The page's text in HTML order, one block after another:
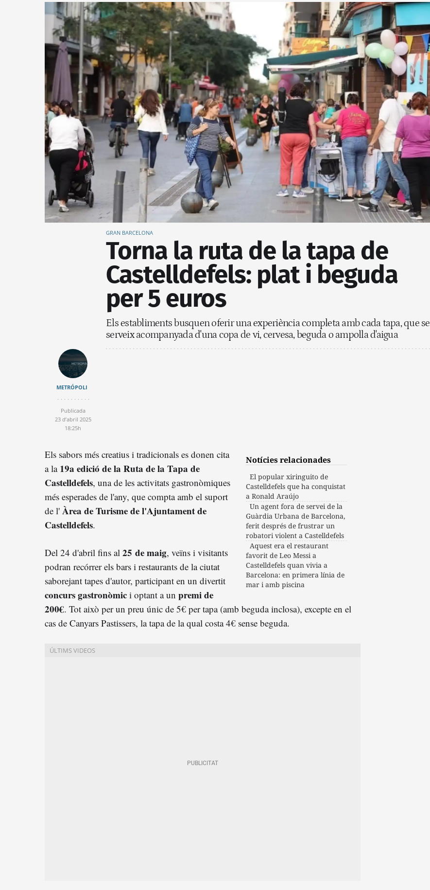
GRAN BARCELONA
Torna la ruta de la tapa de
Castelldefels: plat i beguda
per 5 euros
Els establiments busquen oferir una experiència completa amb cada tapa, que se
serveix acompanyada d'una copa de vi, cervesa, beguda o ampolla d'aigua
METRÓPOLI
Publicada
23 d’abril 2025
18:25h
Notícies relacionades
El popular xiringuito de
Castelldefels que ha conquistat
a Ronald Araújo
Un agent fora de servei de la
Guàrdia Urbana de Barcelona,
ferit després de frustrar un
robatori violent a Castelldefels
Aquest era el restaurant
favorit de Leo Messi a
Castelldefels quan vivia a
Barcelona: en primera línia de
mar i amb piscina
Els sabors més creatius i tradicionals es donen cita
a la 19a edició de la Ruta de la Tapa de
Castelldefels, una de les activitats gastronòmiques
més esperades de l'any, que compta amb el suport
de l' Àrea de Turisme de l'Ajuntament de
Castelldefels.
Del 24 d'abril fins al 25 de maig, veïns i visitants
podran recórrer els bars i restaurants de la ciutat
saborejant tapes d'autor, participant en un divertit
concurs gastronòmic i optant a un premi de
200€. Tot això per un preu únic de 5€ per tapa (amb beguda inclosa), excepte en el
cas de Canyars Pastissers, la tapa de la qual costa 4€ sense beguda.